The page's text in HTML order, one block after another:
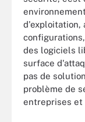
d'exploitation,
des logiciels
surface
pas de
problème de
entreprises et